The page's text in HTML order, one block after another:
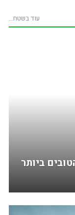
עוד בשטח...